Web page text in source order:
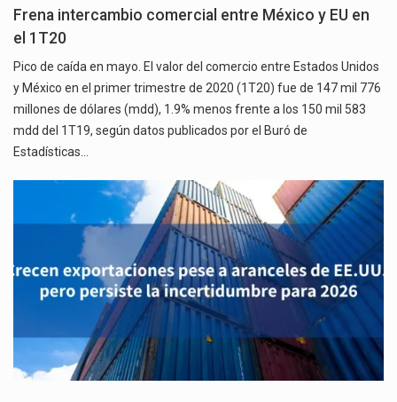
Frena intercambio comercial entre México y EU en
el 1T20
Pico de caída en mayo. El valor del comercio entre Estados Unidos
y México en el primer trimestre de 2020 (1T20) fue de 147 mil 776
millones de dólares (mdd), 1.9% menos frente a los 150 mil 583
mdd del 1T19, según datos publicados por el Buró de
Estadísticas…